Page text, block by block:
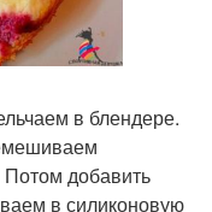
в блендере.
добавить
в силиконовую